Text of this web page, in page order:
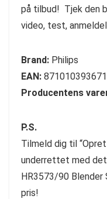
på tilbud! Tjek den
video, test,
Brand: Philips
EAN:
Producentens
P.S.
Tilmeld dig til
underrettet med det
HR3573/90 Blender
pris!